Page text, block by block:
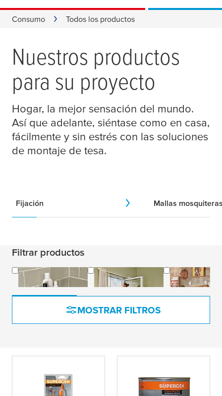
Consumo Todos los productos
Nuestros productos
para su proyecto
Hogar, la mejor sensación del mundo.
Así que adelante, siéntase como en casa,
fácilmente y sin estrés con las soluciones
de montaje de tesa.
Fijación Mallas
Filtrar productos
Accesorios de
baño
Mallas Mosquiteras Fijación
MOSTRAR FILTROS